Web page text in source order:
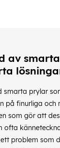
av
smarta prylar
på finurliga och
som gör att
ofta
problem som